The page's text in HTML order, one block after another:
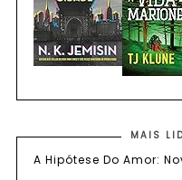
MAIS
A Hipótese Do Amor: